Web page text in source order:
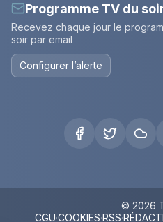
Programme TV du
Recevez chaque jour le
soir par email
Configurer l’alerte
© 2026
CGU·COOKIES·RSS·